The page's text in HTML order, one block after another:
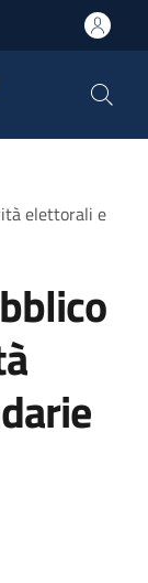
elettorali e